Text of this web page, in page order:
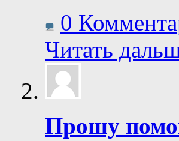
0
Читать
Прошу